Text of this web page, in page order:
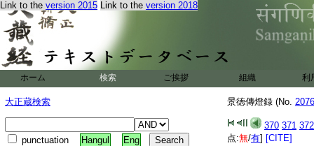
Link to the version 2015 Link to the version 2018
ホーム 検索 ご挨拶 組織 利
大正蔵検索
punctuation Hangul Eng
景徳傳燈録 (No.
370 371 372
点:無/有] [CITE]